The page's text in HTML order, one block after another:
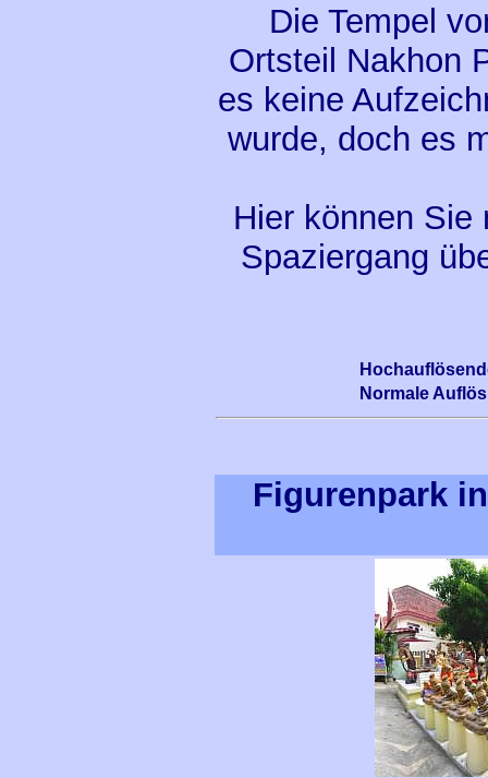
Die Tempel
Ortsteil Nakhon
es keine
wurde, doch es
Hier können Sie
Spaziergang
Normale
Figurenpark